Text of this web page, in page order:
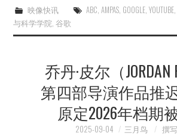
映像快讯 ABC, AMPAS, GOOGLE, YOUTUBE,
与科学学院,谷歌
乔丹·皮尔（JORDAN
第四部导演作品推
原定2026年档期
2025-09-04 三月鸟 撰